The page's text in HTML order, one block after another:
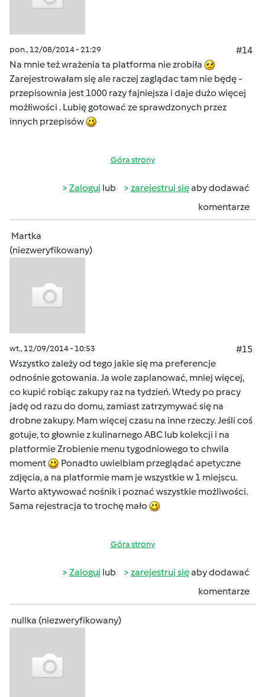
pon., 12/08/2014 - 21:29
#14
Na mnie też wrażenia ta platforma nie zrobiła
Zarejestrowałam się ale raczej zaglądac tam nie będę -
przepisownia jest 1000 razy fajniejsza i daje dużo więcej
możłiwości . Lubię gotować ze sprawdzonych przez
innych przepisów
Góra strony
Zaloguj lub zarejestruj sięaby dodawać
komentarze
Martka
(niezweryfikowany)
wt., 12/09/2014 - 10:53
#15
Wszystko zależy od tego jakie się ma preferencje
odnośnie gotowania. Ja wole zaplanować, mniej więcej,
co kupić robiąc zakupy raz na tydzień. Wtedy po pracy
jadę od razu do domu, zamiast zatrzymywać się na
drobne zakupy. Mam więcej czasu na inne rzeczy. Jeśli coś
gotuje, to głownie z kulinarnego ABC lub kolekcji i na
platformie Zrobienie menu tygodniowego to chwila
moment
Ponadto uwielbiam przeglądać apetyczne
zdjęcia, a na platformie mam je wszystkie w 1 miejscu.
Warto aktywować nośnik i poznać wszystkie możliwości.
Sama rejestracja to trochę mało
Góra strony
Zaloguj lub zarejestruj sięaby dodawać
komentarze
nullka (niezweryfikowany)